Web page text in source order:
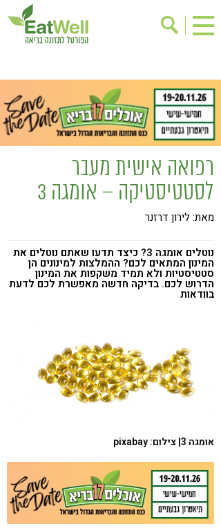
בישול בריא
אינדקס עסקים
ריפוי ומניעת מחלות
בריאות האישה
תוספי תזונה
מתכוני בריאות
אירועים
שינוי תזונתי
גישות בתזונה
דיאטה
ניקוי רעלים
ילדים
תזונה וספורט
הפרעות קשב & ריכוז
אכילה רגשית
רגישות לגלוטן
רפואה אישית מעבר
לסטטיסטיקה – אומגה 3
מאת: לירון דרזנר
נוטלים אומגה 3? כיצד תדעו שאתם נוטלים את
המינון המתאים לכם? ההמלצות למינונים הן
סטטיסטיות ולא תמיד משקפות את המינון
הדרוש לכם. בדיקה חדשה מאפשרת לכם לדעת
בוודאות
אומגה 3| צילום: pixabay